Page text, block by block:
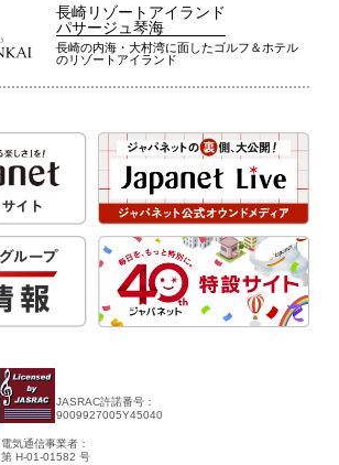
長崎リゾートアイランド
パサージュ琴海
長崎の内海・大村湾に面したゴルフ＆ホテル
のリゾートアイランド
JASRAC許諾番号：
9009927005Y45040
電気通信事業者：
第 H-01-01582 号